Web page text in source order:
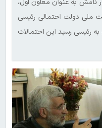
نامش به عنوان معاون اول،
ملی دولت احتمالی رئیسی
رئیسی رسید این احتمالات